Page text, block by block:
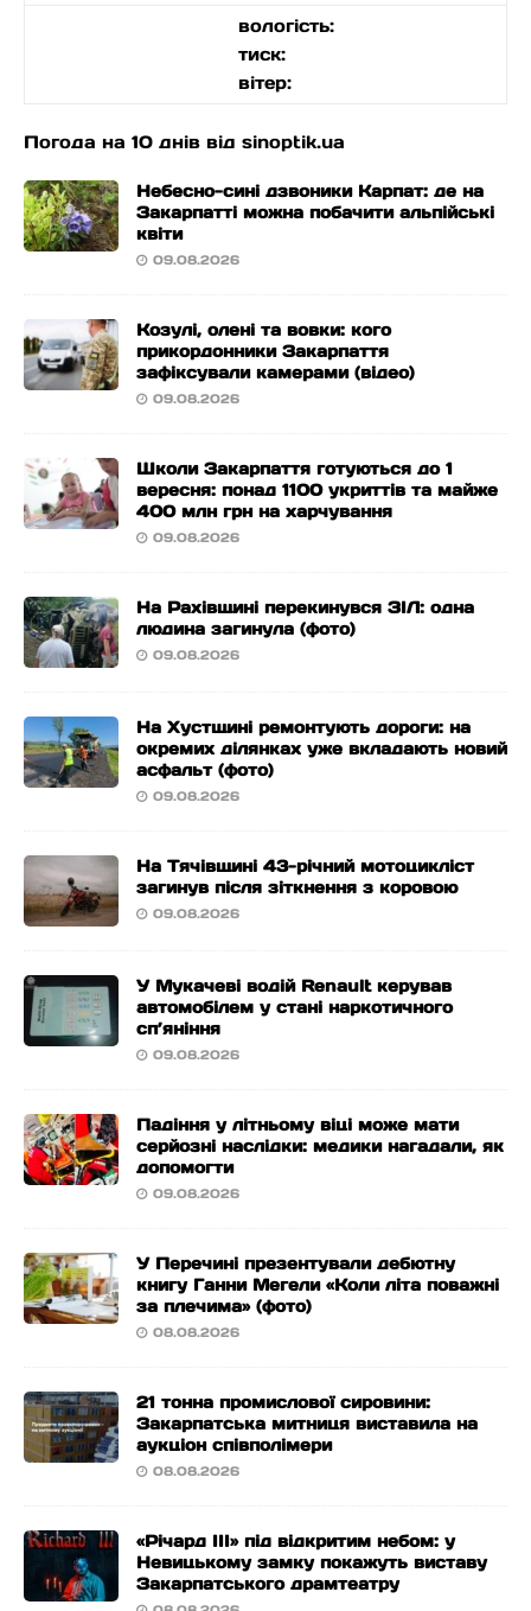
вологість:
тиск:
вітер:
Погода на 10 днів від sinoptik.ua
Небесно-сині дзвоники Карпат: де на
Закарпатті можна побачити альпійські
квіти
09.08.2026
Козулі, олені та вовки: кого
прикордонники Закарпаття
зафіксували камерами (відео)
09.08.2026
Школи Закарпаття готуються до 1
вересня: понад 1100 укриттів та майже
400 млн грн на харчування
09.08.2026
На Рахівщині перекинувся ЗІЛ: одна
людина загинула (фото)
09.08.2026
На Хустщині ремонтують дороги: на
окремих ділянках уже вкладають новий
асфальт (фото)
09.08.2026
На Тячівщині 43-річний мотоцикліст
загинув після зіткнення з коровою
09.08.2026
У Мукачеві водій Renault керував
автомобілем у стані наркотичного
сп’яніння
09.08.2026
Падіння у літньому віці може мати
серйозні наслідки: медики нагадали, як
допомогти
09.08.2026
У Перечині презентували дебютну
книгу Ганни Мегели «Коли літа поважні
за плечима» (фото)
08.08.2026
21 тонна промислової сировини:
Закарпатська митниця виставила на
аукціон співполімери
08.08.2026
«Річард ІІІ» під відкритим небом: у
Невицькому замку покажуть виставу
Закарпатського драмтеатру